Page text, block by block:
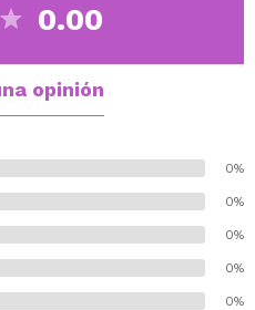
con la piel
desvanecerse
0.00
opinión
0%
0%
0%
0%
0%